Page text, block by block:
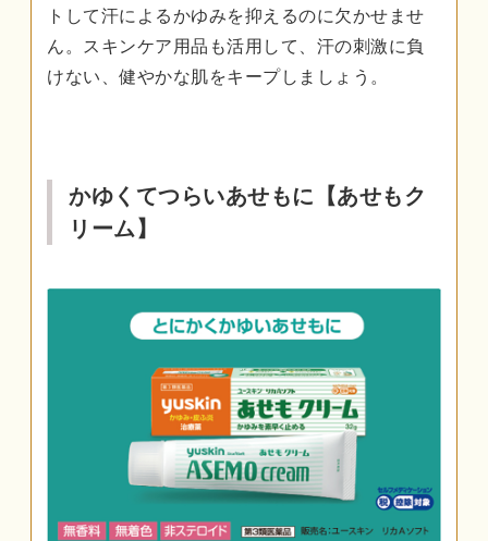
トして汗によるかゆみを抑えるのに欠かせませ
ん。スキンケア用品も活用して、汗の刺激に負
けない、健やかな肌をキープしましょう。
かゆくてつらいあせもに【あせもク
リーム】